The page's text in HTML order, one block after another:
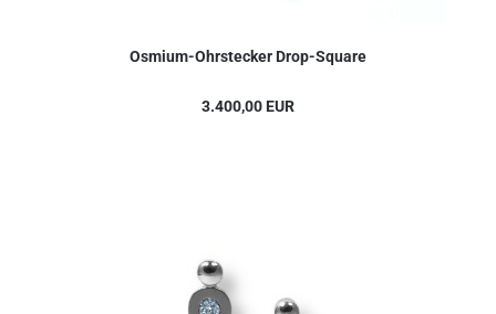
Osmium-Ohrstecker Drop-Square
3.400,00 EUR